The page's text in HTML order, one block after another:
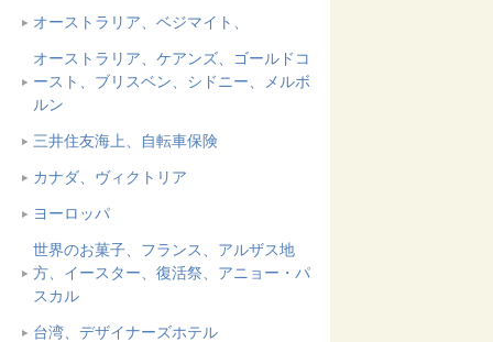
オーストラリア、ベジマイト、
オーストラリア、ケアンズ、ゴールドコ
ースト、ブリスベン、シドニー、メルボ
ルン
三井住友海上、自転車保険
カナダ、ヴィクトリア
ヨーロッパ
世界のお菓子、フランス、アルザス地
方、イースター、復活祭、アニョー・パ
スカル
台湾、デザイナーズホテル